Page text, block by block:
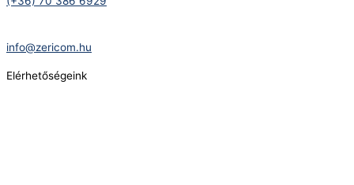
info@zericom.hu
Elérhetőségeink